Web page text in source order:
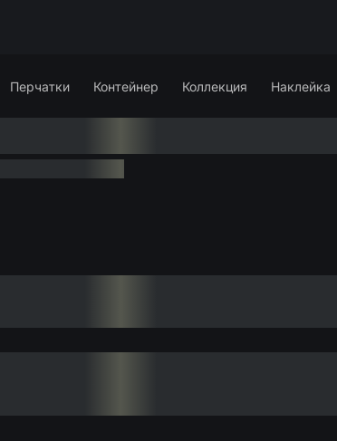
Перчатки Контейнер Коллекция Наклейка